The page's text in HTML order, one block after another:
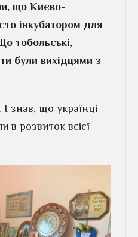
що Києво-
інкубатором для
тобольські,
були вихідцями з
І знав, що українці
в розвиток всієї